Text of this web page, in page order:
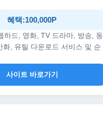
혜택:100,000P
하드, 영화, TV 드라마, 방송, 동
화, 유틸 다운로드 서비스 및 순
사이트 바로가기